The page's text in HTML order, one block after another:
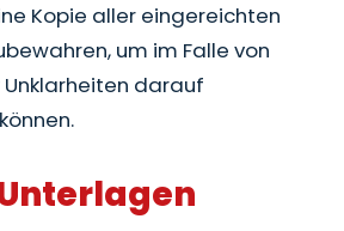
Kopie aller eingereichten
um im Falle von
darauf